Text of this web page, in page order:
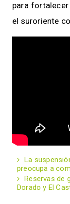
para
el suroriente
La
preocupa a
Reservas de
Dorado y El